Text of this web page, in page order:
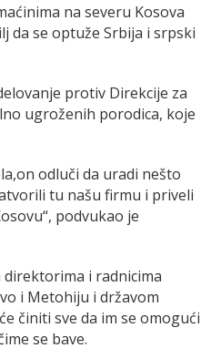
na severu Kosova
da se optuže Srbija i srpski
protiv Direkcije za
ugroženih porodica, koje
odluči da uradi nešto
tu našu firmu i priveli
podvukao je
i radnicima
i Metohiju i državom
činiti sve da im se omogući
se bave.